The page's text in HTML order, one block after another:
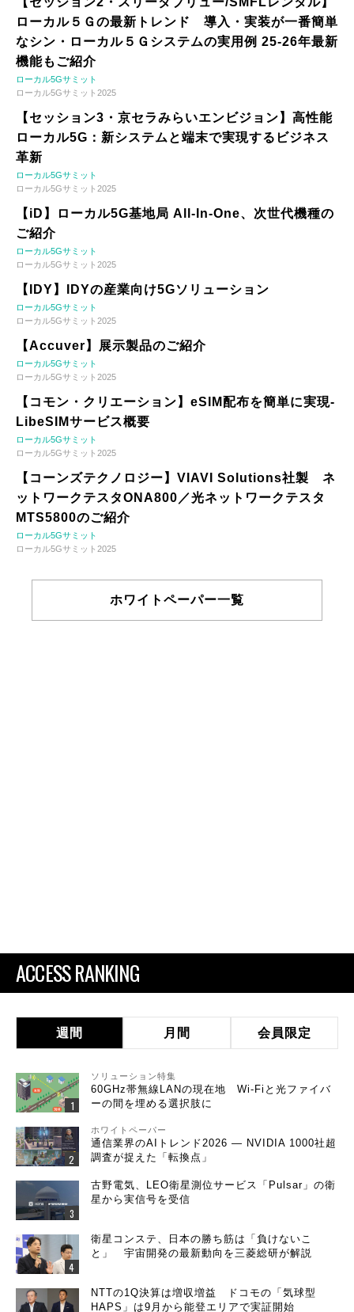
ローカル５Ｇの最新トレンド 導入・実装が一番簡単
なシン・ローカル５Ｇシステムの実用例 25-26年最新
機能もご紹介
ローカル5Gサミット
ローカル5Gサミット2025
【セッション3・京セラみらいエンビジョン】高性能
ローカル5G：新システムと端末で実現するビジネス
革新
ローカル5Gサミット
ローカル5Gサミット2025
【iD】ローカル5G基地局 All-In-One、次世代機種の
ご紹介
ローカル5Gサミット
ローカル5Gサミット2025
【IDY】IDYの産業向け5Gソリューション
ローカル5Gサミット
ローカル5Gサミット2025
【Accuver】展示製品のご紹介
ローカル5Gサミット
ローカル5Gサミット2025
【コモン・クリエーション】eSIM配布を簡単に実現-
LibeSIMサービス概要
ローカル5Gサミット
ローカル5Gサミット2025
【コーンズテクノロジー】VIAVI Solutions社製 ネ
ットワークテスタONA800／光ネットワークテスタ
MTS5800のご紹介
ローカル5Gサミット
ローカル5Gサミット2025
ホワイトペーパー一覧
ACCESS RANKING
週間 月間 会員限定
ソリューション特集
60GHz帯無線LANの現在地 Wi-Fiと光ファイバ
ーの間を埋める選択肢に
ホワイトペーパー
通信業界のAIトレンド2026 ― NVIDIA 1000社超
調査が捉えた「転換点」
古野電気、LEO衛星測位サービス「Pulsar」の衛
星から実信号を受信
衛星コンステ、日本の勝ち筋は「負けないこ
と」 宇宙開発の最新動向を三菱総研が解説
NTTの1Q決算は増収増益 ドコモの「気球型
HAPS」は9月から能登エリアで実証開始